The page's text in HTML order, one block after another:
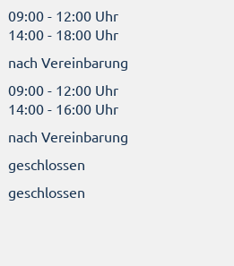
09:00 - 12:00 Uhr
14:00 - 18:00 Uhr
nach Vereinbarung
09:00 - 12:00 Uhr
14:00 - 16:00 Uhr
nach Vereinbarung
geschlossen
geschlossen